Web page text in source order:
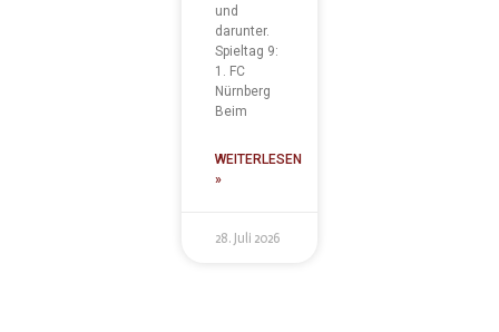
und
darunter.
Spieltag 9:
1. FC
Nürnberg
Beim
WEITERLESEN
»
28. Juli 2026